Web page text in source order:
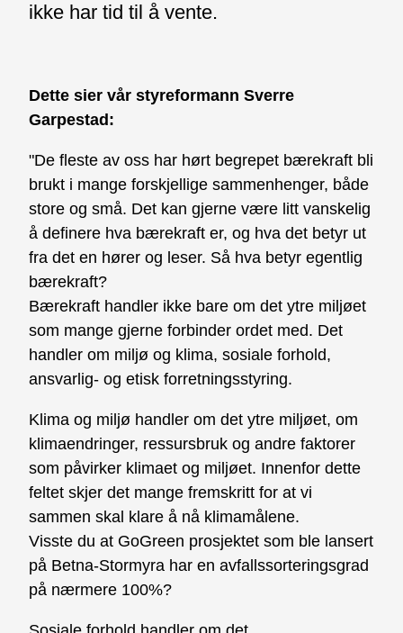
ikke har tid til å vente.
Dette sier vår styreformann Sverre
Garpestad:
"De fleste av oss har hørt begrepet bærekraft bli
brukt i mange forskjellige sammenhenger, både
store og små. Det kan gjerne være litt vanskelig
å definere hva bærekraft er, og hva det betyr ut
fra det en hører og leser. Så hva betyr egentlig
bærekraft?
Bærekraft handler ikke bare om det ytre miljøet
som mange gjerne forbinder ordet med. Det
handler om miljø og klima, sosiale forhold,
ansvarlig- og etisk forretningsstyring.
Klima og miljø handler om det ytre miljøet, om
klimaendringer, ressursbruk og andre faktorer
som påvirker klimaet og miljøet. Innenfor dette
feltet skjer det mange fremskritt for at vi
sammen skal klare å nå klimamålene.
Visste du at GoGreen prosjektet som ble lansert
på Betna-Stormyra har en avfallssorteringsgrad
på nærmere 100%?